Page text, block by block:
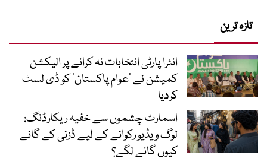
تازہ ترین
انٹرا پارٹی انتخابات نہ کرانے پر الیکشن
کمیشن نے ’عوام پاکستان‘ کو ڈی لسٹ
کردیا
اسمارٹ چشموں سے خفیہ ریکارڈنگ:
لوگ ویڈیو رکوانے کے لیے ڈزنی کے گانے
کیوں گانے لگے؟